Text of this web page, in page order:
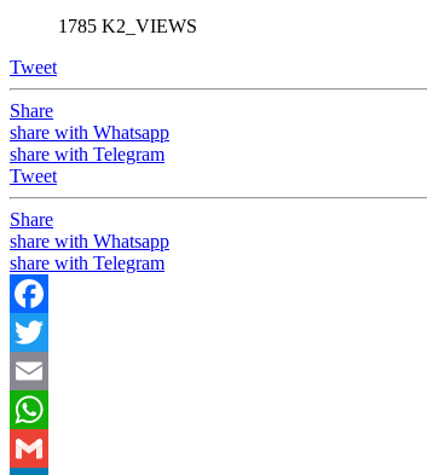
1785 K2_VIEWS
Tweet
Share
share with Whatsapp
share with Telegram
Tweet
Share
share with Whatsapp
share with Telegram
Facebook
Twitter
Email
WhatsApp